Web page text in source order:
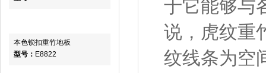
本色锁扣重竹地板
型号： E8822
于它能够与
说，虎纹重
纹线条为空